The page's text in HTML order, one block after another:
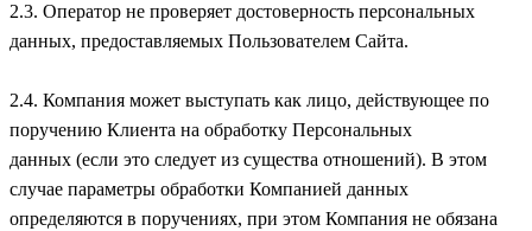
2.3. Оператор не проверяет достоверность персональных
данных, предоставляемых Пользователем Сайта.
2.4. Компания может выступать как лицо, действующее по
поручению Клиента на обработку Персональных
данных (если это следует из существа отношений). В этом
случае параметры обработки Компанией данных
определяются в поручениях, при этом Компания не обязана